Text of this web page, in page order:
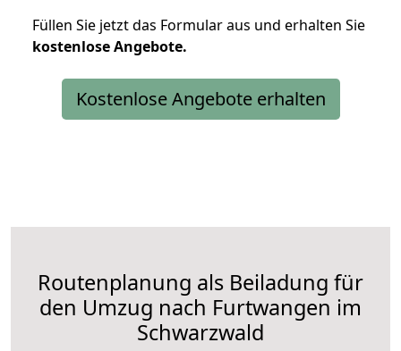
Füllen Sie jetzt das Formular aus und erhalten Sie
kostenloseAngebote.
Kostenlose Angebote erhalten
Routenplanung als Beiladung für
den Umzug nach Furtwangen im
Schwarzwald